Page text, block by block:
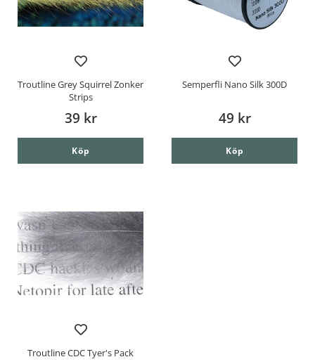
Troutline Grey Squirrel Zonker
Strips
39 kr
Köp
Semperfli Nano Silk 300D
49 kr
Köp
Troutline CDC Tyer's Pack